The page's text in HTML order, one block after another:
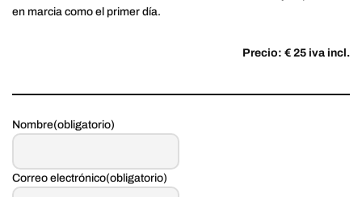
en marcia como el primer día.
Precio: € 25 iva incl.
Nombre(obligatorio)
Correo electrónico(obligatorio)